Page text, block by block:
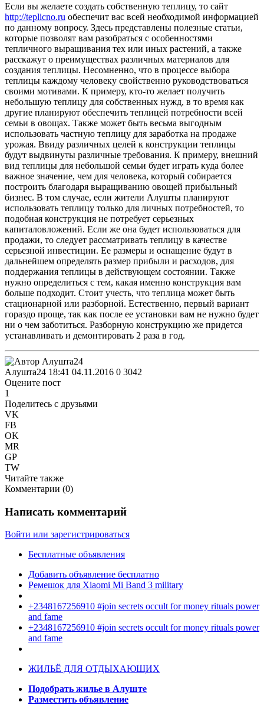
Если вы желаете создать собственную теплицу, то сайт
http://teplicno.ru обеспечит вас всей необходимой информацией
по данному вопросу. Здесь представлены полезные статьи,
которые позволят вам разобраться с особенностями
тепличного выращивания тех или иных растений, а также
расскажут о преимуществах различных материалов для
создания теплицы. Несомненно, что в процессе выбора
теплицы каждому человеку свойственно руководствоваться
своими мотивами. К примеру, кто-то желает получить
небольшую теплицу для собственных нужд, в то время как
другие планируют обеспечить теплицей потребности всей
семьи в овощах. Также может быть весьма выгодным
использовать частную теплицу для заработка на продаже
урожая. Ввиду различных целей к конструкции теплицы
будут выдвинуты различные требования. К примеру, внешний
вид теплицы для небольшой семьи будет играть куда более
важное значение, чем для человека, который собирается
построить благодаря выращиванию овощей прибыльный
бизнес. В том случае, если жители Алушты планируют
использовать теплицу только для личных потребностей, то
подобная конструкция не потребует серьезных
капиталовложений. Если же она будет использоваться для
продажи, то следует рассматривать теплицу в качестве
серьезной инвестиции. Ее размеры и оснащение будут в
дальнейшем определять размер прибыли и расходов, для
поддержания теплицы в действующем состоянии. Также
нужно определиться с тем, какая именно конструкция вам
больше подходит. Стоит учесть, что теплица может быть
стационарной или разборной. Естественно, первый вариант
гораздо проще, так как после ее установки вам не нужно будет
ни о чем заботиться. Разборную конструкцию же придется
устанавливать и демонтировать 2 раза в год.
Алушта24 18:41 04.11.2016 0 3042
Оцените пост
1
Поделитесь с друзьями
VK
FB
OK
MR
GP
TW
Читайте также
Комментарии (0)
Написать комментарий
Войти или зарегистрироваться
Бесплатные объявления
Добавить объявление бесплатно
Ремешок для Xiaomi Mi Band 3 military
+2348167256910 #join secrets occult for money rituals power
and fame
+2348167256910 #join secrets occult for money rituals power
and fame
ЖИЛЬЁ ДЛЯ ОТДЫХАЮЩИХ
Подобрать жилье в Алуште
Разместить объявление